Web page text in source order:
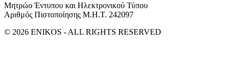
Μητρώο Έντυπου και Ηλεκτρονικού Τύπου
Αριθμός Πιστοποίησης Μ.Η.Τ. 242097
© 2026 ENIKOS - ALL RIGHTS RESERVED